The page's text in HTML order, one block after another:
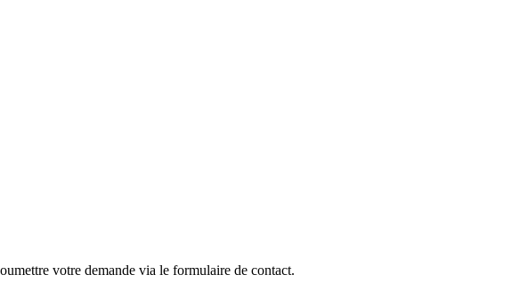
votre demande via le formulaire de contact.